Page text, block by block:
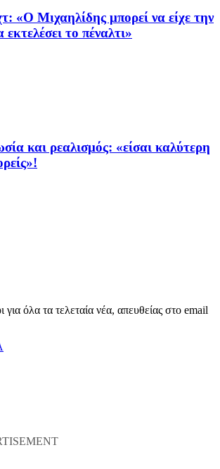
«Ο Μιχαηλίδης μπορεί να είχε την
το πέναλτι»
και ρεαλισμός: «είσαι καλύτερη
όλα τα τελεταία νέα, απευθείας στο email